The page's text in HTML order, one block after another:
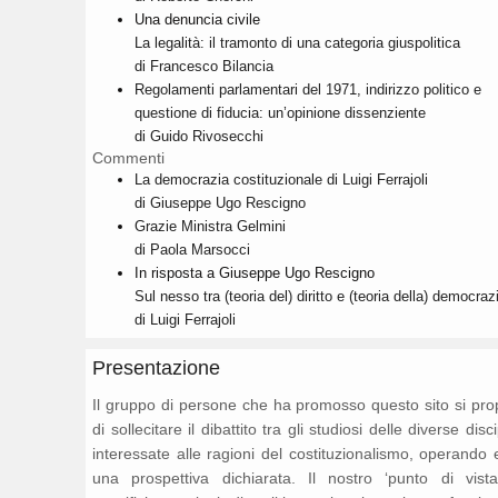
Una denuncia civile
La legalità: il tramonto di una categoria giuspolitica
di Francesco Bilancia
Regolamenti parlamentari del 1971, indirizzo politico e
questione di fiducia: un’opinione dissenziente
di Guido Rivosecchi
Commenti
La democrazia costituzionale di Luigi Ferrajoli
di Giuseppe Ugo Rescigno
Grazie Ministra Gelmini
di Paola Marsocci
In risposta a Giuseppe Ugo Rescigno
Sul nesso tra (teoria del) diritto e (teoria della)
di Luigi Ferrajoli
Presentazione
Il gruppo di persone che ha promosso questo sito si
di sollecitare il dibattito tra gli studiosi delle diverse
interessate alle ragioni del costituzionalismo, operando
una prospettiva dichiarata. Il nostro ‘punto di